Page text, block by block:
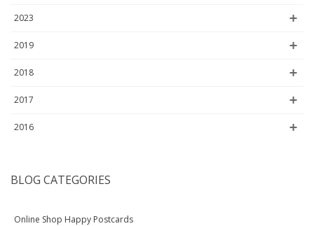
2023
2019
2018
2017
2016
BLOG CATEGORIES
Online Shop Happy Postcards